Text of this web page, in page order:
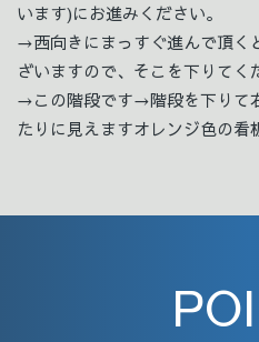
います)にお進みください。
→西向きにまっすぐ進んで頂く
ざいますので、そこを下りてく
→この階段です→階段を下りて
たりに見えますオレンジ色の看